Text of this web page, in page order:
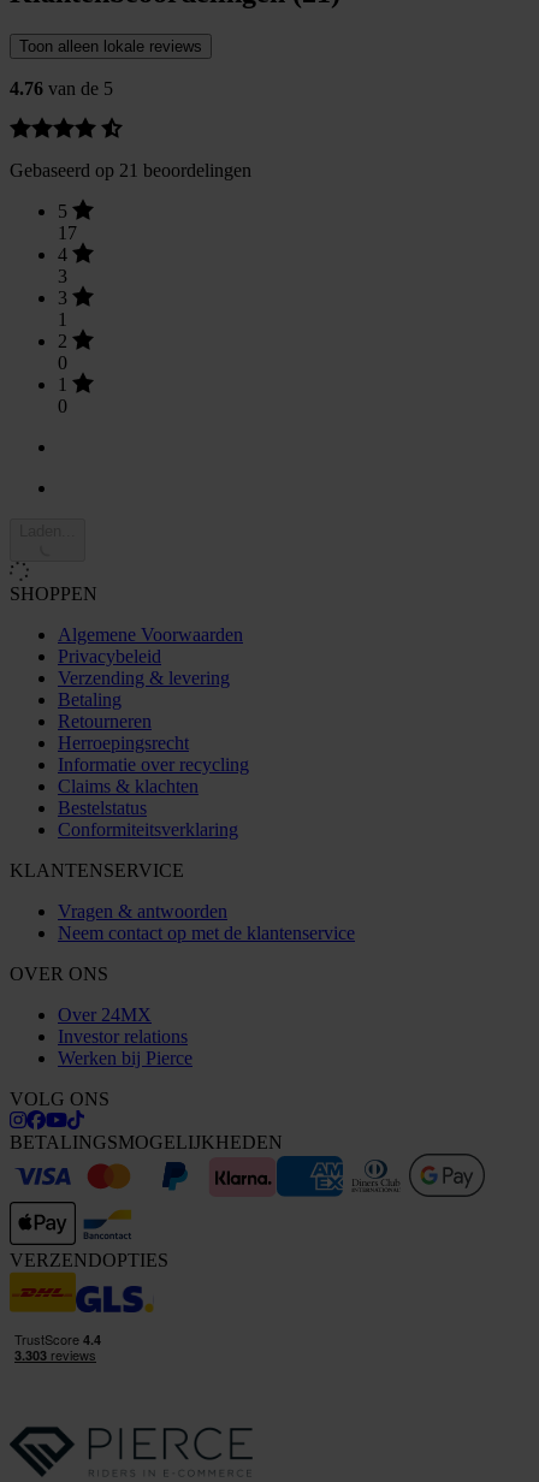
Toon alleen lokale reviews
4.76 van de 5
Gebaseerd op 21 beoordelingen
5
17
4
3
3
1
2
0
1
0
SHOPPEN
Algemene Voorwaarden
Privacybeleid
Verzending & levering
Betaling
Retourneren
Herroepingsrecht
Informatie over recycling
Claims & klachten
Bestelstatus
Conformiteitsverklaring
KLANTENSERVICE
Vragen & antwoorden
Neem contact op met de klantenservice
OVER ONS
Over 24MX
Investor relations
Werken bij Pierce
VOLG ONS
BETALINGSMOGELIJKHEDEN
VERZENDOPTIES